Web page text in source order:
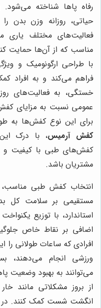
رفاه پاها شناخته
حیاتی، روزانه وزن بدن
فعالیت‌های مختلف یاری
مناسب که از آن‌ها حمایت
با طراحی ارگونومیک و
فراهم می‌کند و به افراد
خستگی، به فعالیت‌های
عمومی نسبت به مزایای
برای این نوع کفش‌ها به
کفش آرمیس، با درک
کفش‌های طبی با کیفیت و
مشتریان باشد.
انتخاب کفش طبی مناسب،
مستقیمی بر سلامت کل
استاندارد، با توزیع
اضافی بر نقاط خاص
افرادی که ساعات طولانی را
ورزشی انجام
می‌توانند به بهبود وضعیت
از بروز مشکلاتی مانند
انگشت شست کمک کنند.